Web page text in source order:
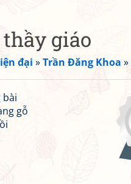
giáo
đại »Trần Đăng Khoa »
bài
gỗ